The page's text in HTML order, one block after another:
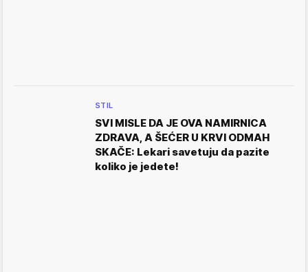
STIL
SVI MISLE DA JE OVA NAMIRNICA
ZDRAVA, A ŠEĆER U KRVI ODMAH
SKAČE: Lekari savetuju da pazite
koliko je jedete!